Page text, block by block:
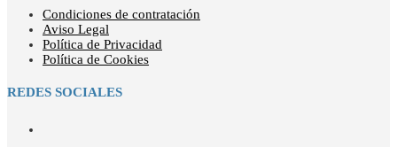
Condiciones de contratación
Aviso Legal
Política de Privacidad
Política de Cookies
REDES SOCIALES